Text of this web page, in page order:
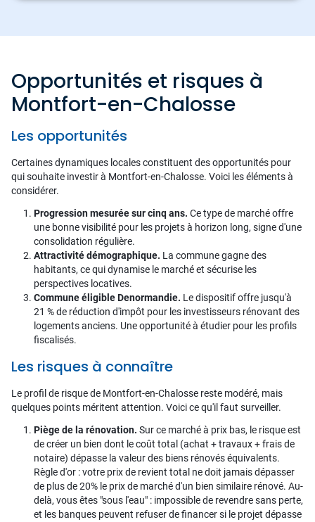
Opportunités et risques à
Montfort-en-Chalosse
Les opportunités
Certaines dynamiques locales constituent des opportunités pour
qui souhaite investir à Montfort-en-Chalosse. Voici les éléments à
considérer.
Progression mesurée sur cinq ans. Ce type de marché offre
une bonne visibilité pour les projets à horizon long, signe d'une
consolidation régulière.
Attractivité démographique. La commune gagne des
habitants, ce qui dynamise le marché et sécurise les
perspectives locatives.
Commune éligible Denormandie. Le dispositif offre jusqu'à
21 % de réduction d'impôt pour les investisseurs rénovant des
logements anciens. Une opportunité à étudier pour les profils
fiscalisés.
Les risques à connaître
Le profil de risque de Montfort-en-Chalosse reste modéré, mais
quelques points méritent attention. Voici ce qu'il faut surveiller.
Piège de la rénovation. Sur ce marché à prix bas, le risque est
de créer un bien dont le coût total (achat + travaux + frais de
notaire) dépasse la valeur des biens rénovés équivalents.
Règle d'or : votre prix de revient total ne doit jamais dépasser
de plus de 20% le prix de marché d'un bien similaire rénové. Au-
delà, vous êtes "sous l'eau" : impossible de revendre sans perte,
et les banques peuvent refuser de financer si le projet dépasse